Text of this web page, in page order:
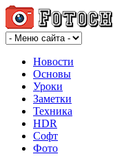
Новости
Основы
Уроки
Заметки
Техника
HDR
Софт
Фото